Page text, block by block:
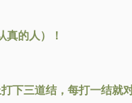
的人）！
下三道结，每打一结就